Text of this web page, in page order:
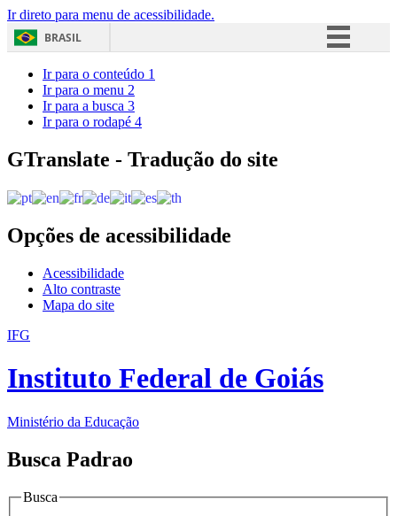
Ir direto para menu de acessibilidade.
BRASIL
Acesso à informação
Ir para o conteúdo 1
Ir para o menu 2
Ir para a busca 3
Ir para o rodapé 4
GTranslate - Tradução do site
Opções de acessibilidade
Acessibilidade
Alto contraste
Mapa do site
IFG
Instituto Federal de Goiás
Ministério da Educação
Busca Padrao
Busca